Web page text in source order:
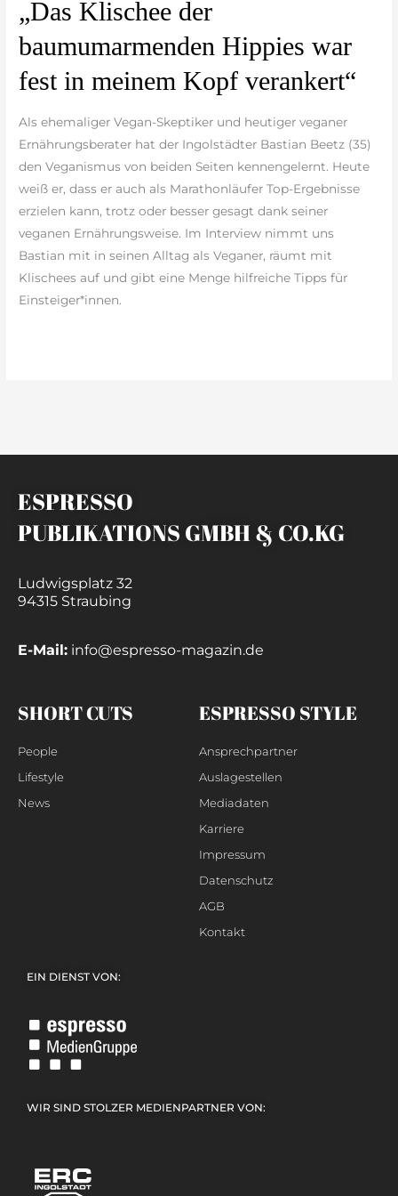
„Das Klischee der
baumumarmenden Hippies war
fest in meinem Kopf verankert“
Als ehemaliger Vegan-Skeptiker und heutiger veganer
Ernährungsberater hat der Ingolstädter Bastian Beetz (35)
den Veganismus von beiden Seiten kennengelernt. Heute
weiß er, dass er auch als Marathonläufer Top-Ergebnisse
erzielen kann, trotz oder besser gesagt dank seiner
veganen Ernährungsweise. Im Interview nimmt uns
Bastian mit in seinen Alltag als Veganer, räumt mit
Klischees auf und gibt eine Menge hilfreiche Tipps für
Einsteiger*innen.
„Das
Klischee
der
baumumarmenden
Hippies
war
fest
in
meinem
Kopf
verankert“
ESPRESSO
PUBLIKATIONS GMBH & CO.KG
Ludwigsplatz 32
94315 Straubing
E-Mail: info@espresso-magazin.de
SHORT CUTS
People
Lifestyle
News
ESPRESSO STYLE
Ansprechpartner
Auslagestellen
Mediadaten
Karriere
Impressum
Datenschutz
AGB
Kontakt
EIN DIENST VON:
WIR SIND STOLZER MEDIENPARTNER VON: